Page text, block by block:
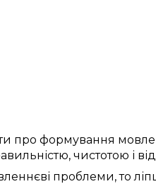
про формування
, чистотою і
проблеми, то